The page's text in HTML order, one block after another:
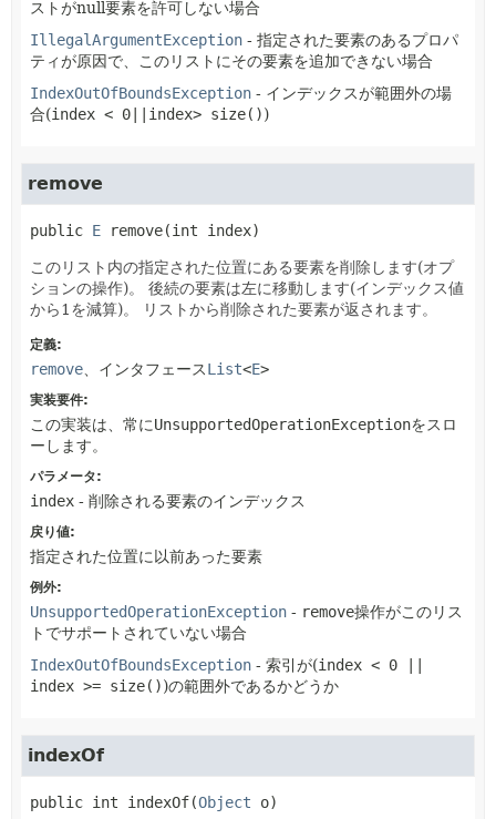
ストがnull要素を許可しない場合
IllegalArgumentException - 指定された要素のあるプロパ
ティが原因で、このリストにその要素を追加できない場合
IndexOutOfBoundsException - インデックスが範囲外の場
合(index < 0||index> size())
remove
public E remove(int index)
このリスト内の指定された位置にある要素を削除します(オプ
ションの操作)。
後続の要素は左に移動します(インデックス値
から1を減算)。
リストから削除された要素が返されます。
定義:
remove 、インタフェースList<E>
実装要件:
この実装は、常にUnsupportedOperationExceptionをスロ
ーします。
パラメータ:
index - 削除される要素のインデックス
戻り値:
指定された位置に以前あった要素
例外:
UnsupportedOperationException - remove操作がこのリス
トでサポートされていない場合
IndexOutOfBoundsException - 索引が(index < 0 ||
index >= size())の範囲外であるかどうか
indexOf
public int indexOf(Object o)